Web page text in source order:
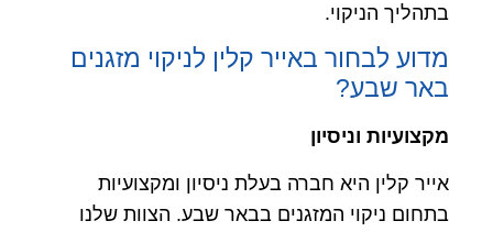
בתהליך הניקוי.
מדוע לבחור באייר קלין לניקוי מזגנים
באר שבע?
מקצועיות וניסיון
אייר קלין היא חברה בעלת ניסיון ומקצועיות
בתחום ניקוי המזגנים בבאר שבע. הצוות שלנו